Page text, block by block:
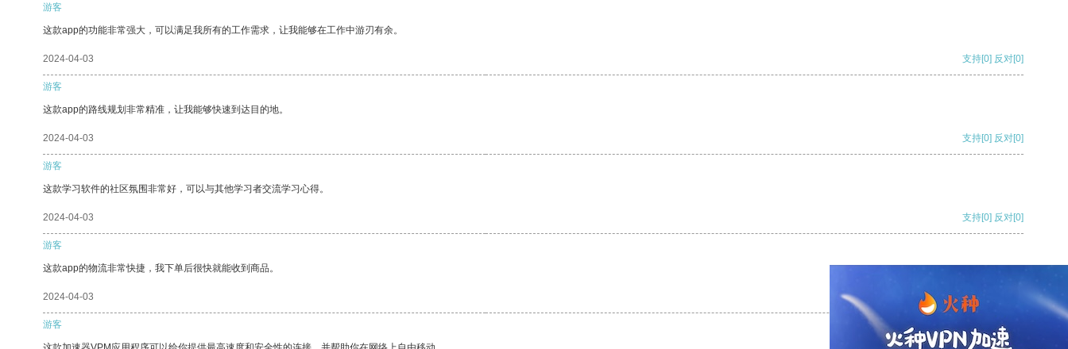
游客
这款app的功能非常强大，可以满足我所有的工作需求，让我能够在工作中游刃有余。
2024-04-03 支持[0] 反对[0]
游客
这款app的路线规划非常精准，让我能够快速到达目的地。
2024-04-03 支持[0] 反对[0]
游客
这款学习软件的社区氛围非常好，可以与其他学习者交流学习心得。
2024-04-03 支持[0] 反对[0]
游客
这款app的物流非常快捷，我下单后很快就能收到商品。
2024-04-03 支持
游客